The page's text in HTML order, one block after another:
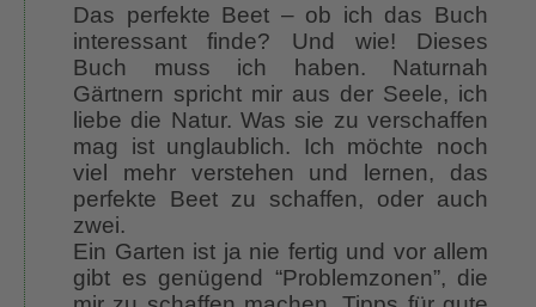
Das perfekte Beet – ob ich das Buch
interessant finde? Und wie! Dieses
Buch muss ich haben. Naturnah
Gärtnern spricht mir aus der Seele, ich
liebe die Natur. Was sie zu verschaffen
mag ist unglaublich. Ich möchte noch
viel mehr verstehen und lernen, das
perfekte Beet zu schaffen, oder auch
zwei.
Ein Garten ist ja nie fertig und vor allem
gibt es genügend “Problemzonen”, die